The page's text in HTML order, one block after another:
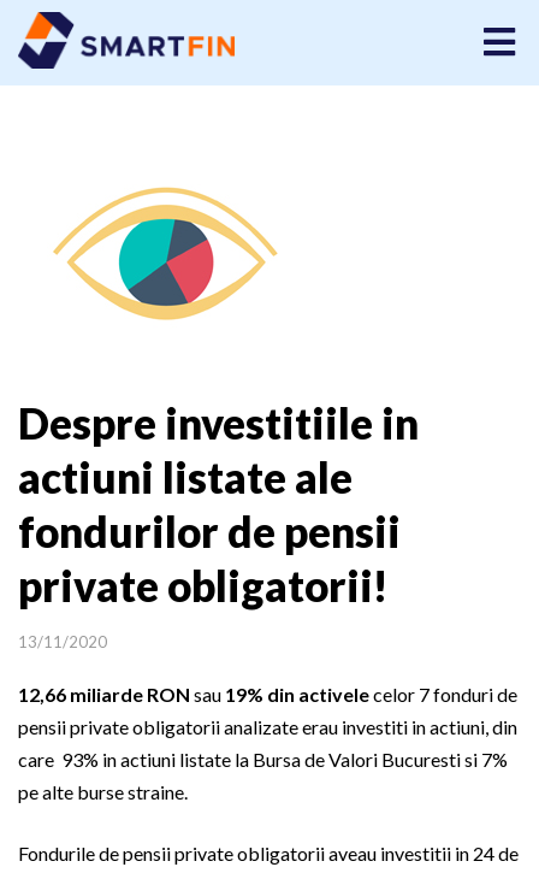
Despre investitiile in
actiuni listate ale
fondurilor de pensii
private obligatorii!
13/11/2020
12,66 miliarde RON sau 19% din activelecelor 7 fonduri de
pensii private obligatorii analizate erau investiti in actiuni, din
care 93% in actiuni listate la Bursa de Valori Bucuresti si 7%
pe alte burse straine.
Fondurile de pensii private obligatorii aveau investitii in 24 de